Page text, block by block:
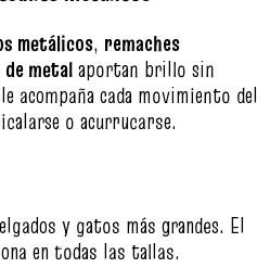
metálicos, remaches
metalaportan brillo sin
acompaña cada movimiento del
o acurrucarse.
y gatos más grandes. El
en todas las tallas.